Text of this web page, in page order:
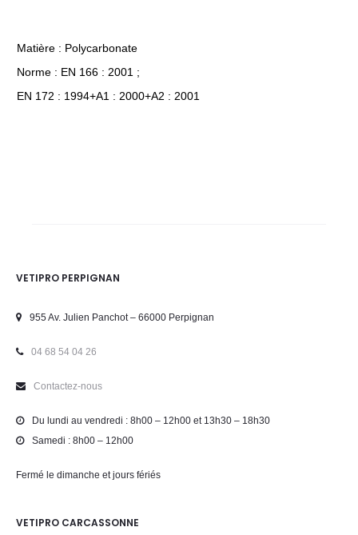
Matière : Polycarbonate
Norme : EN 166 : 2001 ;
EN 172 : 1994+A1 : 2000+A2 : 2001
VETIPRO PERPIGNAN
955 Av. Julien Panchot – 66000 Perpignan
04 68 54 04 26
Contactez-nous
Du lundi au vendredi : 8h00 – 12h00 et 13h30 – 18h30
Samedi : 8h00 – 12h00
Fermé le dimanche et jours fériés
VETIPRO CARCASSONNE